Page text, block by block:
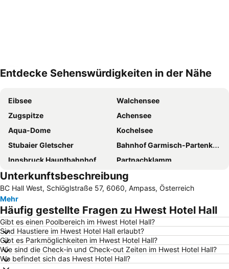
Entdecke Sehenswürdigkeiten in der Nähe
Eibsee
Walchensee
Zugspitze
Achensee
Aqua-Dome
Kochelsee
Stubaier Gletscher
Bahnhof Garmisch-Partenkirchen
Innsbruck Hauptbahnhof
Partnachklamm
Gletscher Hintertux
Königsleiten
Skigebiet Kühtai
Ratschings-Jaufen
Linderhof
Kloster Ettal
Axamer Lizum
Langlauf
Walchenseekraftwerk
Ehrwald-Lermoos
Eibsee
Jochtal
Jägerhof
Klosterbräu
Unterkunftsbeschreibung
BC Hall West, Schlöglstraße 57, 6060, Ampass, Österreich
Mehr
Häufig gestellte Fragen zu Hwest Hotel Hall
Gibt es einen Poolbereich im Hwest Hotel Hall?
Sind Haustiere im Hwest Hotel Hall erlaubt?
Gibt es Parkmöglichkeiten im Hwest Hotel Hall?
Wie sind die Check-in und Check-out Zeiten im Hwest Hotel Hall?
Wo befindet sich das Hwest Hotel Hall?